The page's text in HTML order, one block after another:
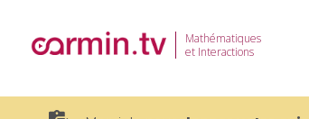
Mathématiques
et Interactions